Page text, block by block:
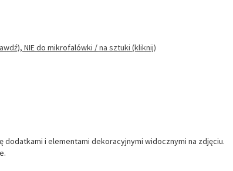
, NIE do mikrofalówki /na sztuki (kliknij)
i elementami dekoracyjnymi widocznymi na zdjęciu.